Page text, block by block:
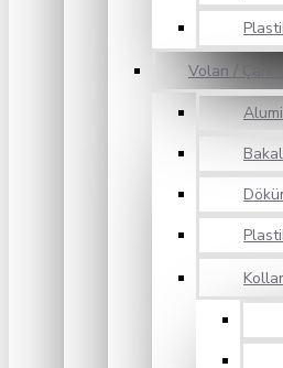
Volan / Çark
Kollar